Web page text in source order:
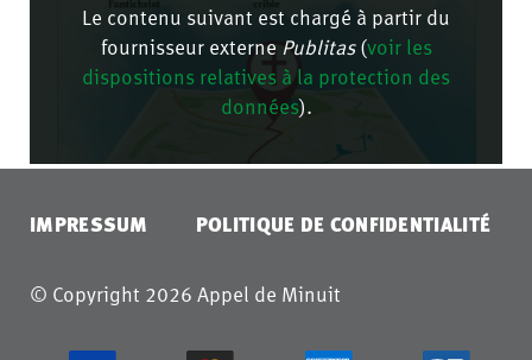
Le contenu suivant est chargé à partir du
fournisseur externe Publitas(voir les
dispositions relatives à la protection des
données).
IMPRESSUM
POLITIQUE DE CONFIDENTIALITÉ
© Copyright 2026 Appel de Minuit